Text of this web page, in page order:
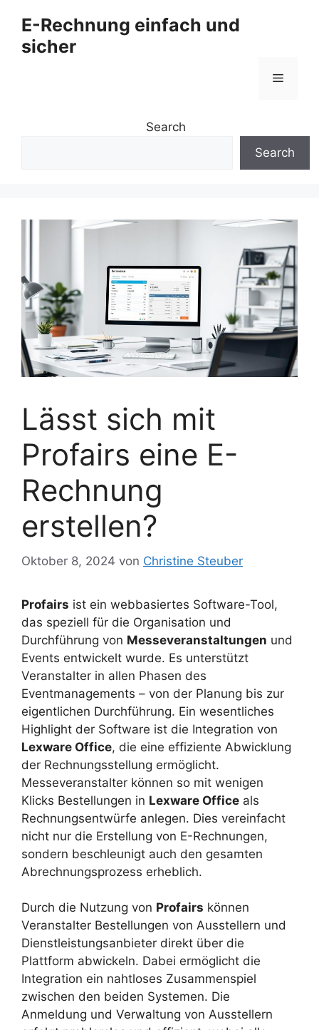
Inhalt
springen
E-Rechnung einfach und
sicher
Menü
Search
Search
Lässt sich mit
Profairs eine E-
Rechnung
erstellen?
Oktober 8, 2024 von Christine Steuber
Profairs ist ein webbasiertes Software-Tool,
das speziell für die Organisation und
Durchführung von Messeveranstaltungen und
Events entwickelt wurde. Es unterstützt
Veranstalter in allen Phasen des
Eventmanagements – von der Planung bis zur
eigentlichen Durchführung. Ein wesentliches
Highlight der Software ist die Integration von
Lexware Office, die eine effiziente Abwicklung
der Rechnungsstellung ermöglicht.
Messeveranstalter können so mit wenigen
Klicks Bestellungen in Lexware Office als
Rechnungsentwürfe anlegen. Dies vereinfacht
nicht nur die Erstellung von E-Rechnungen,
sondern beschleunigt auch den gesamten
Abrechnungsprozess erheblich.
Durch die Nutzung von Profairs können
Veranstalter Bestellungen von Ausstellern und
Dienstleistungsanbieter direkt über die
Plattform abwickeln. Dabei ermöglicht die
Integration ein nahtloses Zusammenspiel
zwischen den beiden Systemen. Die
Anmeldung und Verwaltung von Ausstellern